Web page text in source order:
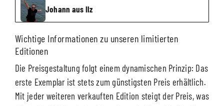
Johann aus Ilz
Wichtige Informationen zu unseren limitierten
Editionen
Die Preisgestaltung folgt einem dynamischen Prinzip: Das
erste Exemplar ist stets zum günstigsten Preis erhältlich.
Mit jeder weiteren verkauften Edition steigt der Preis, was